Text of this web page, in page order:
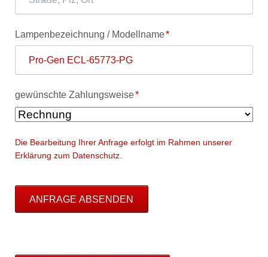
Pflichtfeld
Lampenbezeichnung / Modellname*
Pflichtfeld
gewünschte Zahlungsweise*
Die Bearbeitung Ihrer Anfrage erfolgt im Rahmen unserer
Erklärung zum Datenschutz.
ANFRAGE ABSENDEN